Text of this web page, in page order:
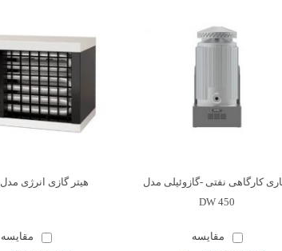
کارگاهی نفتی -گازوئیلی مدل
450 DW
مقایسه
هیتر گازی انرژی مدل 825 GH
مقایسه